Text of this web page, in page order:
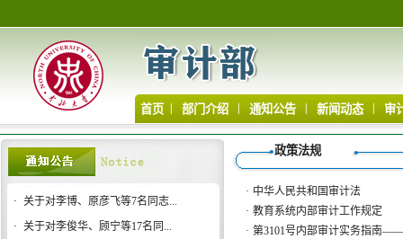
首页 部门介绍 通知公告 新闻动态 审
· 关于对李博、原彦飞等7名同志...
· 关于对李俊华、顾宁等17名同...
政策法规
· 中华人民共和国审计法
· 教育系统内部审计工作规定
· 第3101号内部审计实务指南